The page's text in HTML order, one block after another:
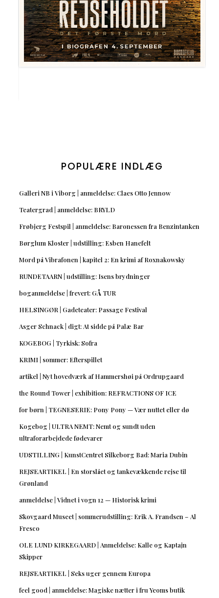
POPULÆRE INDLÆG
Galleri NB i Viborg | anmeldelse: Claes Otto Jennow
Teatergrad | anmeldelse: BRYLD
Frøbjerg Festspil | anmeldelse: Baronessen fra Benzintanken
Børglum Kloster | udstilling: Esben Hanefelt
Mord på Vibrafonen | kapitel 2: En krimi af Roxnakowsky
RUNDETAARN | udstilling: Isens brydninger
boganmeldelse | frevert: GÅ TUR
HELSINGØR | Gadeteater: Passage Festival
Asger Schnack | digt: At sidde på Palæ Bar
KOGEBOG | Tyrkisk: Sofra
KRIMI | sommer: Efterspillet
artikel | Nyt hovedværk af Hammershøi på Ordrupgaard
the Round Tower | exhibition: REFRACTIONS OF ICE
for børn | TEGNESERIE: Pony Pony — Vær nuttet eller dø
Kogebog | ULTRA NEMT: Nemt og sundt uden
ultraforarbejdede fødevarer
UDSTILLING | KunstCentret Silkeborg Bad: Maria Dubin
REJSEARTIKEL | En storslået og tankevækkende rejse til
Grønland
anmeldelse | Vidnet i vogn 12 — Historisk krimi
Skovgaard Museet | sommerudstilling: Erik A. Frandsen – Al
Fresco
OLE LUND KIRKEGAARD | Anmeldelse: Kalle og Kaptajn
Skipper
REJSEARTIKEL | Seks uger gennem Europa
feel good | anmeldelse: Magiske nætter i fru Yeoms butik